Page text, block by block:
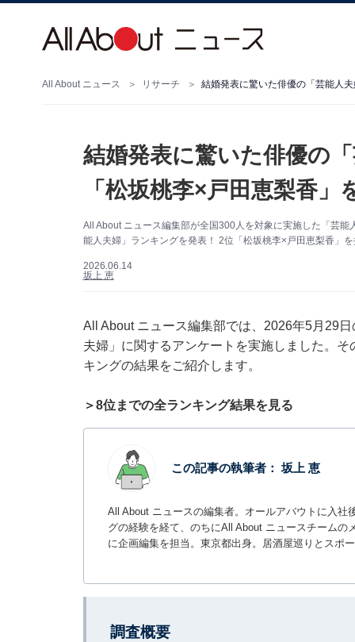
All About ニュース リサーチ
結婚発表に驚いた俳優の
「松坂桃李×戸田恵梨香」
All About ニュース編集部が全国300人を対象に実施した「芸
能人夫婦」ランキングを発表！ 2位「松坂桃李×戸田恵梨香」
2026.06.14
坂上 恵
All About ニュース編集部では、2026年5月29
夫婦」に関するアンケートを実施しました。
キングの結果をご紹介します。
＞8位までの全ランキング結果を見る
この記事の執筆者： 坂上 恵
All About ニュースの編集者。オールアバウトに入
グの経験を経て、のちにAll About ニュースチーム
に企画編集を担当。東京都出身。居酒屋巡りとスポー
調査概要